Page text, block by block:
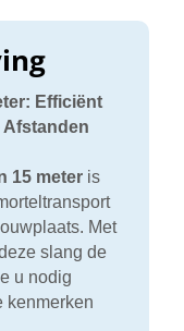
Efficiënt
Afstanden
15 meter is
Met
slang de
u nodig
kenmerken